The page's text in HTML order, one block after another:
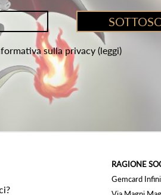
sulla privacy (leggi)
RAGIONE
Gemcard